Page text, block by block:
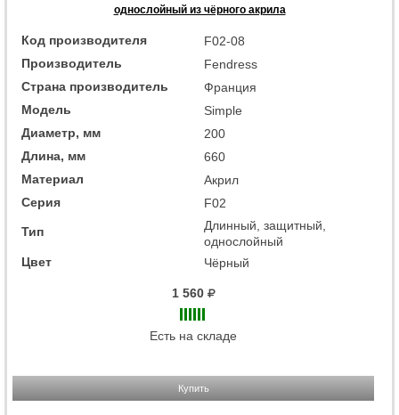
однослойный из чёрного акрила
Код производителя
F02-08
Производитель
Fendress
Страна производитель
Франция
Модель
Simple
Диаметр, мм
200
Длина, мм
660
Материал
Акрил
Серия
F02
Тип
Длинный, защитный,
однослойный
Цвет
Чёрный
1 560
Есть на складе
Купить